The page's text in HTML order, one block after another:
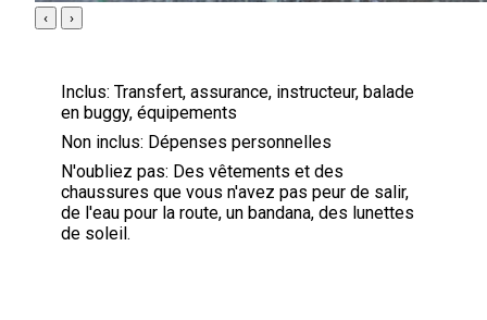
‹ ›
Inclus: Transfert, assurance, instructeur, balade
en buggy, équipements
Non inclus: Dépenses personnelles
N'oubliez pas: Des vêtements et des
chaussures que vous n'avez pas peur de salir,
de l'eau pour la route, un bandana, des lunettes
de soleil.